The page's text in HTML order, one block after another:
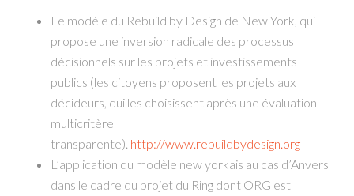
Le modèle du Rebuild by Design de New York, qui
propose une inversion radicale des processus
décisionnels sur les projets et investissements
publics (les citoyens proposent les projets aux
décideurs, qui les choisissent après une évaluation
multicritère
transparente). http://www.rebuildbydesign.org
L’application du modèle new yorkais au cas d’Anvers
dans le cadre du projet du Ring dont ORG est